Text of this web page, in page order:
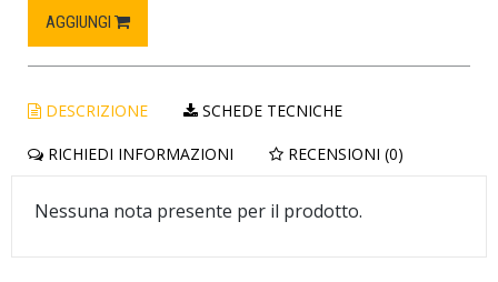
AGGIUNGI
DESCRIZIONE SCHEDE TECNICHE
RICHIEDI INFORMAZIONI RECENSIONI (0)
Nessuna nota presente per il prodotto.